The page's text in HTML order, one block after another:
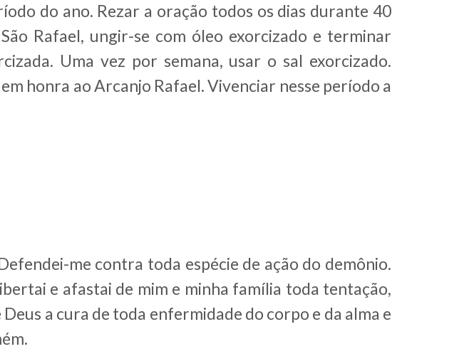
do ano. Rezar a oração todos os dias durante 40
Rafael, ungir-se com óleo exorcizado e terminar
Uma vez por semana, usar o sal exorcizado.
honra ao Arcanjo Rafael. Vivenciar nesse período a
me contra toda espécie de ação do demônio.
e afastai de mim e minha família toda tentação,
a cura de toda enfermidade do corpo e da alma e